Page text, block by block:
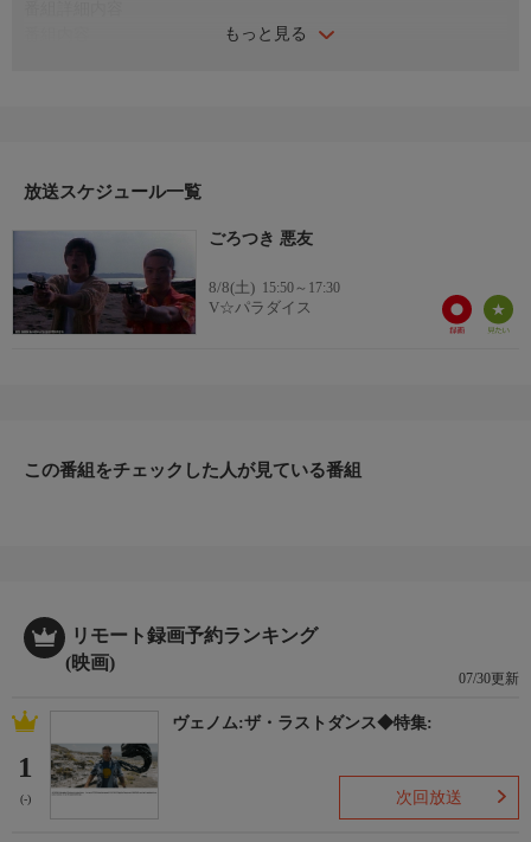
もっと見る
放送スケジュール一覧
ごろつき 悪友
8/8(土) 15:50～17:30
V☆パラダイス
この番組をチェックした人が見ている番組
リモート録画予約ランキング
(映画)
07/30更新
1
(-)
ヴェノム:ザ・ラストダンス◆特集:
次回放送